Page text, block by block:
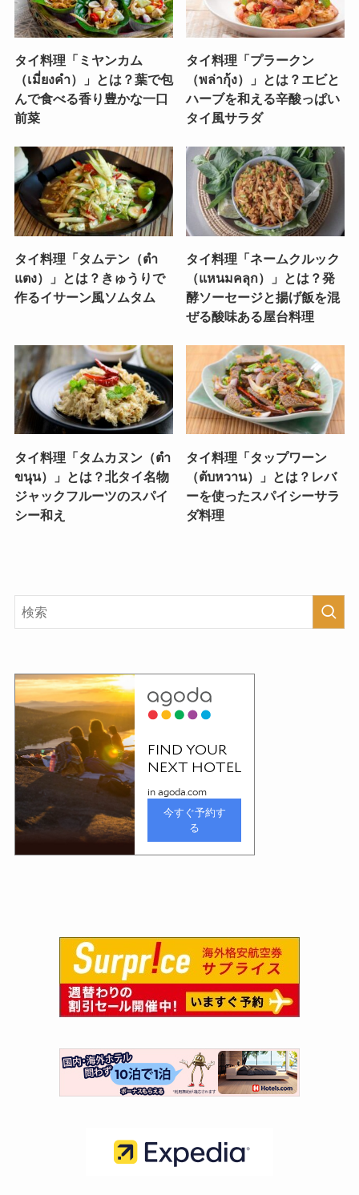
タイ料理「ミヤンカム
（เมี่ยงคำ）」とは？葉で包
んで食べる香り豊かな一口
前菜
タイ料理「プラークン
（พล่ากุ้ง）」とは？エビと
ハーブを和える辛酸っぱい
タイ風サラダ
タイ料理「タムテン（ตำ
แตง）」とは？きゅうりで
作るイサーン風ソムタム
タイ料理「ネームクルック
（แหนมคลุก）」とは？発
酵ソーセージと揚げ飯を混
ぜる酸味ある屋台料理
タイ料理「タムカヌン（ตำ
ขนุน）」とは？北タイ名物
ジャックフルーツのスパイ
シー和え
タイ料理「タップワーン
（ตับหวาน）」とは？レバ
ーを使ったスパイシーサラ
ダ料理